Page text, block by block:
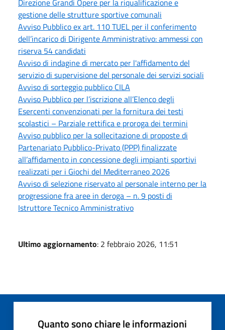
gestione delle strutture sportive comunali
Avviso Pubblico ex art. 110 TUEL per il conferimento
dell’incarico di Dirigente Amministrativo: ammessi con
riserva 54 candidati
Avviso di indagine di mercato per l'affidamento del
servizio di supervisione del personale dei servizi sociali
Avviso di sorteggio pubblico CILA
Avviso Pubblico per l’iscrizione all’Elenco degli
Esercenti convenzionati per la fornitura dei testi
scolastici – Parziale rettifica e proroga dei termini
Avviso pubblico per la sollecitazione di proposte di
Partenariato Pubblico-Privato (PPP) finalizzate
all’affidamento in concessione degli impianti sportivi
realizzati per i Giochi del Mediterraneo 2026
Avviso di selezione riservato al personale interno per la
progressione fra aree in deroga – n. 9 posti di
Istruttore Tecnico Amministrativo
Ultimo aggiornamento: 2 febbraio 2026, 11:51
Quanto sono chiare le informazioni